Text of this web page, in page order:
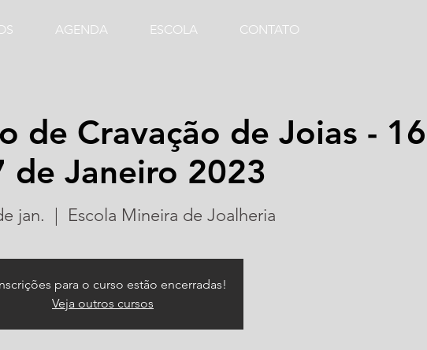
AGENDA ESCOLA CONTATO
de Cravação de Joias - 16
de Janeiro 2023
jan.
  |
Escola Mineira de Joalheria
para o curso estão encerradas!
Veja outros cursos